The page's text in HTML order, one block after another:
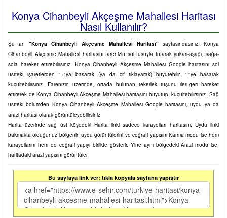
Konya Cihanbeyli Akçeşme Mahallesi Haritası
Nasıl Kullanılır?
Şu an "Konya Cihanbeyli Akçeşme Mahallesi Haritası" sayfasındasınız. Konya
Cihanbeyli Akçeşme Mahallesi haritasını farenizin sol tuşuyla tutarak yukarı-aşağı, sağa-
sola hareket ettirebilirsiniz. Konya Cihanbeyli Akçeşme Mahallesi Google haritasını sol
üstteki işaretlerden "+"ya basarak (ya da çif tıklayarak) büyütebilir, "-"ye basarak
küçültebilirsiniz. Farenizin üzerinde, ortada bulunan tekerlek tuşunu ileri-geri hareket
ettirerek de Konya Cihanbeyli Akçeşme Mahallesi haritasını büyütüp, küçültebilirsiniz. Sağ
üstteki bölümden Konya Cihanbeyli Akçeşme Mahallesi Google haritasını, uydu ya da
arazi haritası olarak görüntüleyebilirsiniz.
Harita üzerinde sağ üst köşedeki Harita linki sadece karayolları haritasını, Uydu linki
bakmakta olduğunuz bölgenin uydu görüntülerini ve coğrafi yapısını Karma modu ise hem
karayollarını hem de coğrafi yapıyı birlikte gösterir. Yine aynı bölgedeki Arazi modu ise,
haritadaki arazi yapısını görüntüler.
Bu sayfaya link ver; tıkla kopyala sayfana yapıştır